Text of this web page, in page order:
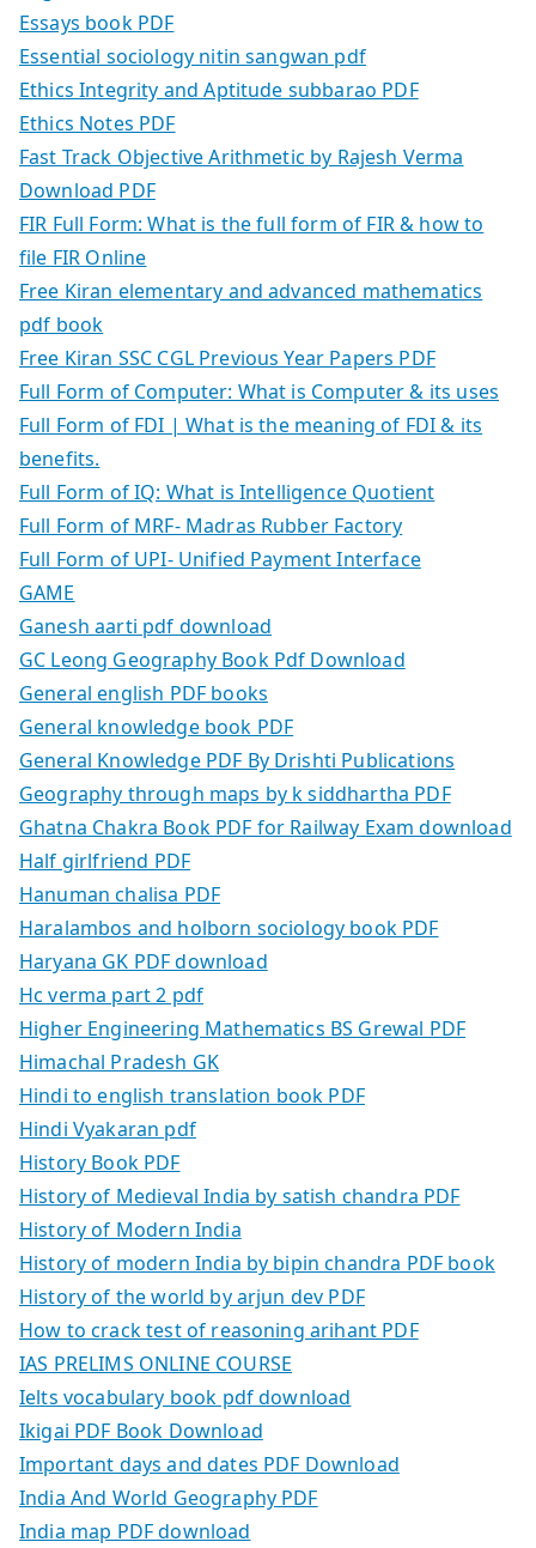
Essays book PDF
Essential sociology nitin sangwan pdf
Ethics Integrity and Aptitude subbarao PDF
Ethics Notes PDF
Fast Track Objective Arithmetic by Rajesh Verma
Download PDF
FIR Full Form: What is the full form of FIR & how to
file FIR Online
Free Kiran elementary and advanced mathematics
pdf book
Free Kiran SSC CGL Previous Year Papers PDF
Full Form of Computer: What is Computer & its uses
Full Form of FDI | What is the meaning of FDI & its
benefits.
Full Form of IQ: What is Intelligence Quotient
Full Form of MRF- Madras Rubber Factory
Full Form of UPI- Unified Payment Interface
GAME
Ganesh aarti pdf download
GC Leong Geography Book Pdf Download
General english PDF books
General knowledge book PDF
General Knowledge PDF By Drishti Publications
Geography through maps by k siddhartha PDF
Ghatna Chakra Book PDF for Railway Exam download
Half girlfriend PDF
Hanuman chalisa PDF
Haralambos and holborn sociology book PDF
Haryana GK PDF download
Hc verma part 2 pdf
Higher Engineering Mathematics BS Grewal PDF
Himachal Pradesh GK
Hindi to english translation book PDF
Hindi Vyakaran pdf
History Book PDF
History of Medieval India by satish chandra PDF
History of Modern India
History of modern India by bipin chandra PDF book
History of the world by arjun dev PDF
How to crack test of reasoning arihant PDF
IAS PRELIMS ONLINE COURSE
Ielts vocabulary book pdf download
Ikigai PDF Book Download
Important days and dates PDF Download
India And World Geography PDF
India map PDF download